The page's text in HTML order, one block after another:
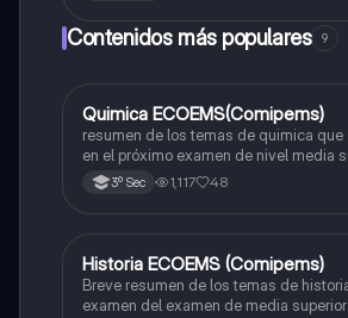
Contenidos más populares 9
Química
Quimica ECOEMS(Comipems)
resumen de los temas de quimica que
en el próximo examen de nivel media
zona metropolitana de el valle de
3º Sec 1,117 48
Historia
Historia ECOEMS (Comipems)
Breve resumen de los temas de
examen del examen de media